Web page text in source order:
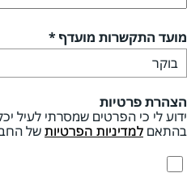
מועד התקשרות מועדף *
הצהרת פרטיות
ידוע לי כי הפרטים שמסרתי לעיל
בהתאם למדיניות הפרטיותשל